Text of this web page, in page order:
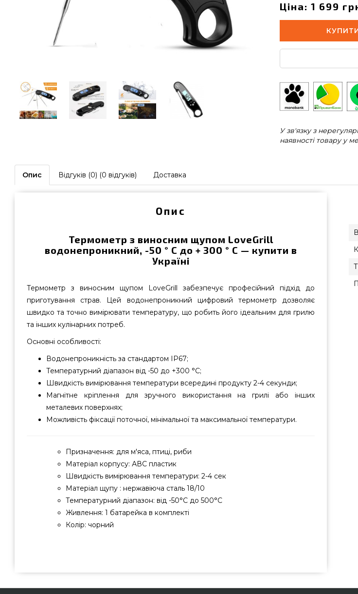
Ціна: 1 699
У зв'язку з
наявності товару у
Опис Відгуків (0) (0 відгуків) Доставка
Опис
Термометр з виносним щупом LoveGrill
водонепроникний, -50 ° С до + 300 ° С — купити в
Україні
Термометр з виносним щупом LoveGrill забезпечує професійний підхід до
приготування страв. Цей водонепроникний цифровий термометр дозволяє
швидко та точно вимірювати температуру, що робить його ідеальним для грилю
та інших кулінарних потреб.
Основні особливості:
Водонепроникність за стандартом IP67;
Температурний діапазон від -50 до +300 °C;
Швидкість вимірювання температури всередині продукту 2-4 секунди;
Магнітне кріплення для зручного використання на грилі або інших
металевих поверхнях;
Можливість фіксації поточної, мінімальної та максимальної температури.
Призначення: для м'яса, птиці, риби
Матеріал корпусу: АВС пластик
Швидкість вимірювання температури: 2-4 сек
Матеріал щупу : нержавіюча сталь 18/10
Температурний діапазон: від -50°C до 500°C
Живлення: 1 батарейка в комплекті
Колір: чорний
в каталозі інтернет магазину грилів Гриль Поінт. Дивіться і купуйте також Термометри та
термощупи в онлайн каталозі GrillPoint. Зателефонуйте прямо зараз нашим